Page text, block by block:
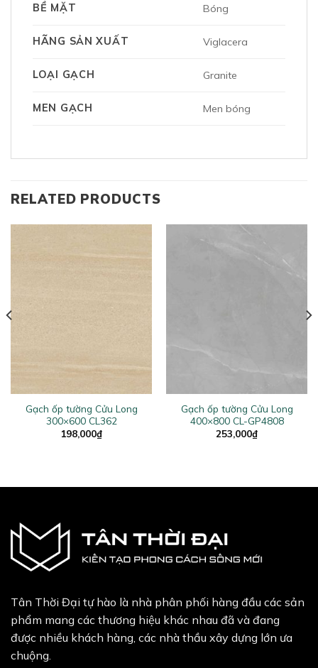
BỀ MẶT Bóng
HÃNG SẢN XUẤT Viglacera
LOẠI GẠCH Granite
MEN GẠCH Men bóng
RELATED PRODUCTS
Gạch ốp tường Cửu Long
300×600 CL362
198,000₫
Gạch ốp tường Cửu Long
400×800 CL-GP4808
253,000₫
Tân Thời Đại tự hào là nhà phân phối hàng đầu các sản
phẩm mang các thương hiệu khác nhau đã và đang
được nhiều khách hàng, các nhà thầu xây dựng lớn ưa
chuộng.